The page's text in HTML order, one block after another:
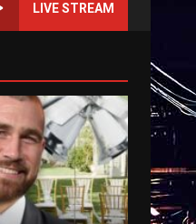
LIVE STREAM